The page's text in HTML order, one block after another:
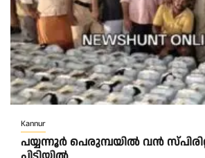
Kannur
പയ്യന്നൂർ പെരുമ്പയിൽ വൻ